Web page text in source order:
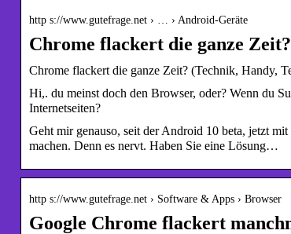
http s://www.gutefrage.net › … › Android-Geräte
Chrome flackert die ganze
Chrome flackert die ganze Zeit? (Technik, Handy,
Hi,. du meinst doch den Browser, oder? Wenn du
Internetseiten?
Geht mir genauso, seit der Android 10 beta, jetzt
machen. Denn es nervt. Haben Sie eine Lösung…
http s://www.gutefrage.net › Software & Apps › Browser
Google Chrome flackert